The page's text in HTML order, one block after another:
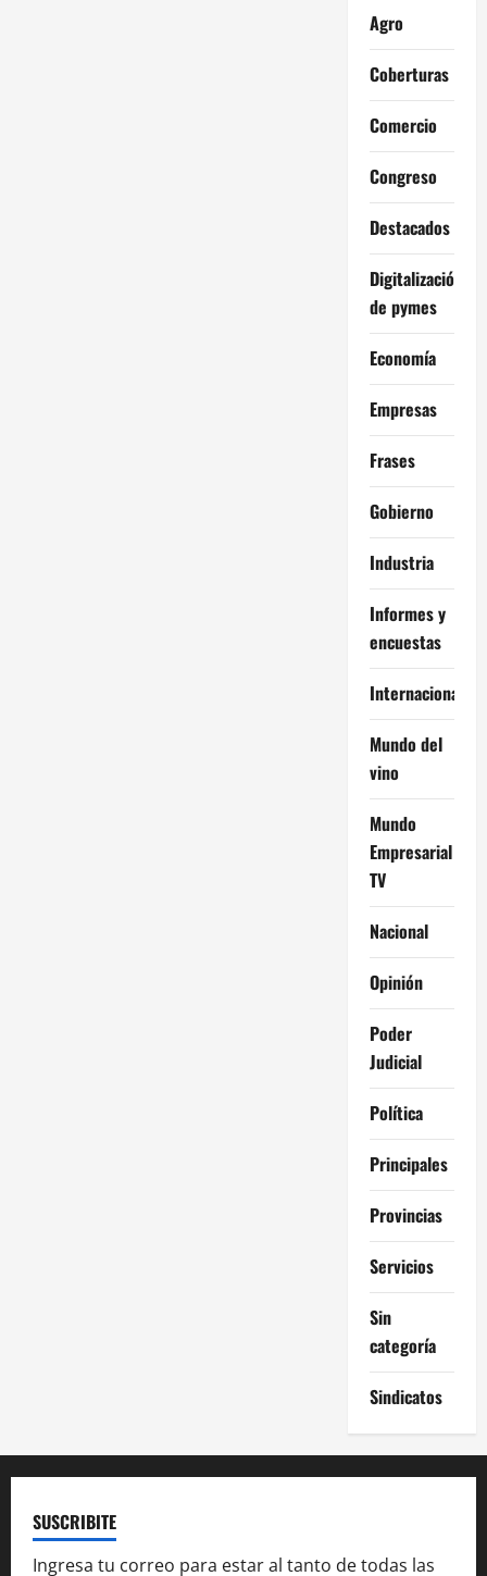
Agro
Coberturas
Comercio
Congreso
Destacados
Digitalización
de pymes
Economía
Empresas
Frases
Gobierno
Industria
Informes y
encuestas
Internacional
Mundo del
vino
Mundo
Empresarial
TV
Nacional
Opinión
Poder
Judicial
Política
Principales
Provincias
Servicios
Sin
categoría
Sindicatos
SUSCRIBITE
Ingresa tu correo para estar al tanto de todas las